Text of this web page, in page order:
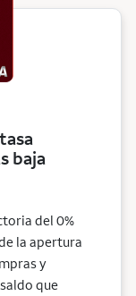
baja
del 0%
la apertura
y
que